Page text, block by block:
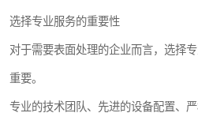
选择专业服务的重要性
对于需要表面处理的企业而言，选择
重要。
专业的技术团队、先进的设备配置、